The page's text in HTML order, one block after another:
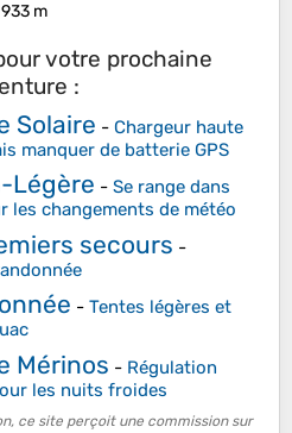
m
votre prochaine
:
Solaire - Chargeur haute
manquer de batterie GPS
Légère - Se range dans
les changements de météo
secours -
- Tentes légères et
Mérinos - Régulation
les nuits froides
ce site perçoit une commission sur